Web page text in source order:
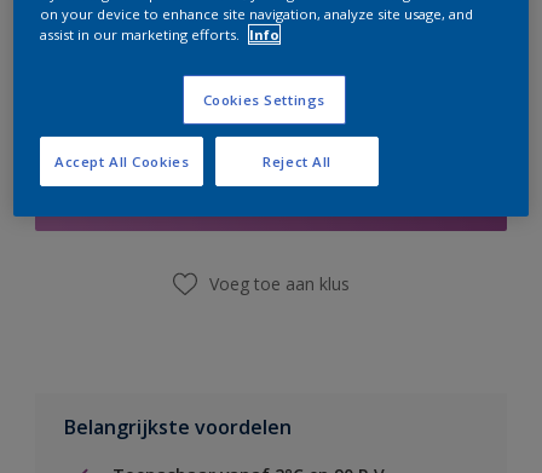
Boodschappenlijst
Voeg toe aan klus
Belangrijkste voordelen
on your device to enhance site navigation, analyze site usage, and
assist in our marketing efforts.
Info
Cookies Settings
Reject All
Accept All Cookies